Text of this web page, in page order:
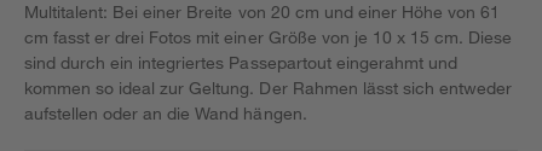
Multitalent: Bei einer Breite von 20 cm und einer Höhe von 61
cm fasst er drei Fotos mit einer Größe von je 10 x 15 cm. Diese
sind durch ein integriertes Passepartout eingerahmt und
kommen so ideal zur Geltung. Der Rahmen lässt sich entweder
aufstellen oder an die Wand hängen.